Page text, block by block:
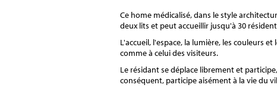
Ce home médicalisé, dans le style
deux lits et peut accueillir jusqu'à 30
L'accueil, l'espace, la lumière, les couleurs
comme à celui des visiteurs.
Le résidant se déplace librement et
conséquent, participe aisément à la vie du